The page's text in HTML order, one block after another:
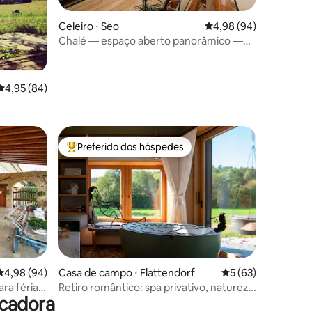
de uma avaliação média de 5, 84 avaliações
4,95 (84)
Celeiro ⋅ Seo 4,98 de uma
4,98 (94)
Chalé — espaço aberto panorâmico —
hóspedes
de uma avaliação média de 5, 94 avaliações
4,98 (94)
férias
Entre os melhores preferidos dos hóspedes
Preferido dos hóspedes
Casa de campo ⋅ Flattendorf 5 de uma
5 (63)
Retiro romântico: spa privativo, natureza